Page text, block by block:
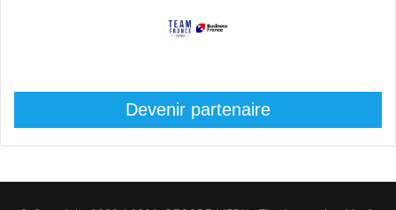
Devenir partenaire